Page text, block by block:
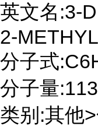
英文名:3-
2-
分子式
分子量
类别:其他